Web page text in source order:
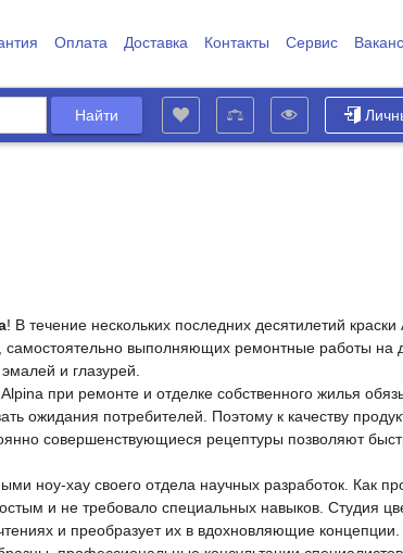
Оплата Доставка Контакты Сервис
! В течение нескольких последних десятилетий
выполняющих ремонтные работы на
и глазурей.
при ремонте и отделке собственного жилья
ожидания потребителей. Поэтому к качеству
совершенствующиеся рецептуры позволяют
ноу-хау своего отдела научных разработок. Как
и не требовало специальных навыков. Студия
и преобразует их в вдохновляющие